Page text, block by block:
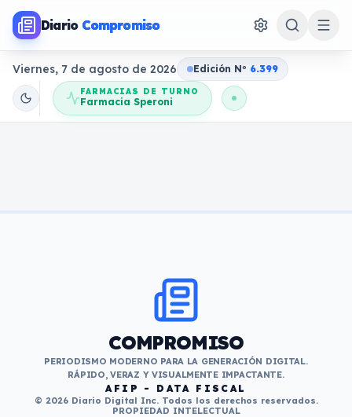
Diario Compromiso
Viernes, 7 de agosto de 2026 Edición No 6.399
FARMACIAS DE TURNO
Farmacia Speroni
COMPROMISO
PERIODISMO MODERNO PARA LA GENERACIÓN DIGITAL.
RÁPIDO, VERAZ Y VISUALMENTE IMPACTANTE.
AFIP - DATA FISCAL
© 2026 Diario Digital Inc. Todos los derechos reservados.
PROPIEDAD INTELECTUAL